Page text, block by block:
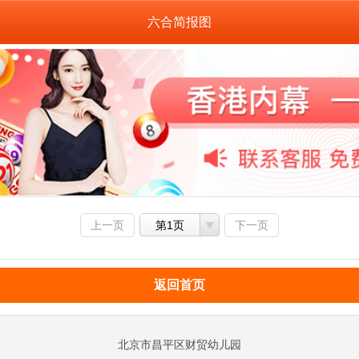
六合简报图
上一页 第1页 下一页
返回首页
北京市昌平区财贸幼儿园